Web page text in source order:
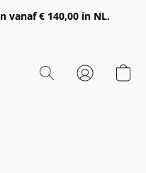
vanaf € 140,00 in NL.